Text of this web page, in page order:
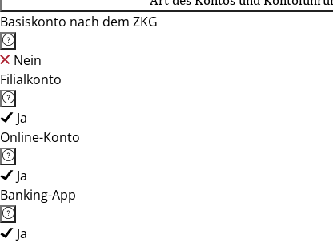
Basiskonto nach dem ZKG
Nein
Filialkonto
Ja
Online-Konto
Ja
Banking-App
Ja